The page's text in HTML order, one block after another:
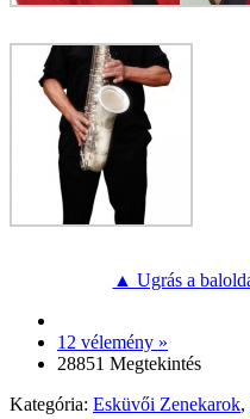
▲ Ugrás a
12 vélemény »
28851 Megtekintés
Kategória: Esküvői Zenekarok,